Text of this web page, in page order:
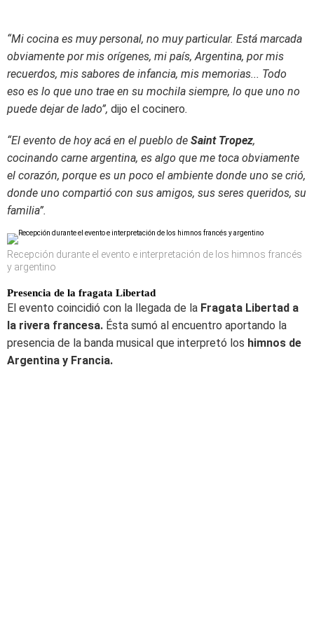
“Mi cocina es muy personal, no muy particular. Está marcada
obviamente por mis orígenes, mi país, Argentina, por mis
recuerdos, mis sabores de infancia, mis memorias... Todo
eso es lo que uno trae en su mochila siempre, lo que uno no
puede dejar de lado”, dijo el cocinero.
“El evento de hoy acá en el pueblo de Saint Tropez,
cocinando carne argentina, es algo que me toca obviamente
el corazón, porque es un poco el ambiente donde uno se crió,
donde uno compartió con sus amigos, sus seres queridos, su
familia”.
Recepción durante el evento e interpretación de los himnos francés
y argentino
Presencia de la fragata Libertad
El evento coincidió con la llegada de la Fragata Libertad a
la rivera francesa. Ésta sumó al encuentro aportando la
presencia de la banda musical que interpretó los himnos de
Argentina y Francia.